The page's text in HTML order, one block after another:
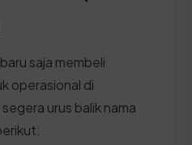
saja membeli
operasional di
urus balik nama